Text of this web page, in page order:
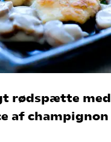
rødspætte med
af champignon